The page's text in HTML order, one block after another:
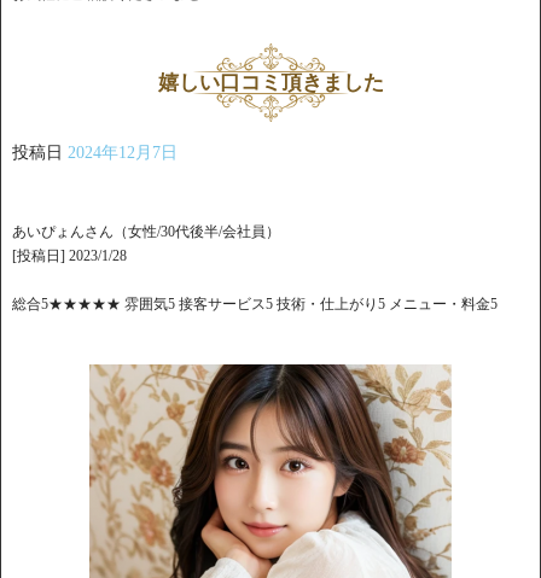
嬉しい口コミ頂きました
投稿日 2024年12月7日
あいぴょんさん（女性/30代後半/会社員）
[投稿日] 2023/1/28
総合5★★★★★ 雰囲気5 接客サービス5 技術・仕上がり5 メニュー・料金5